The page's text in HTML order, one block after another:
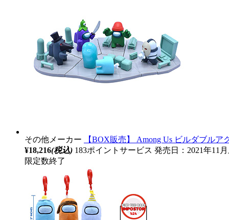
その他メーカー
【BOX販売】 Among Us ビルダブル
¥18,216(税込) 183ポイントサービス 発売日：2021年11
限定数終了